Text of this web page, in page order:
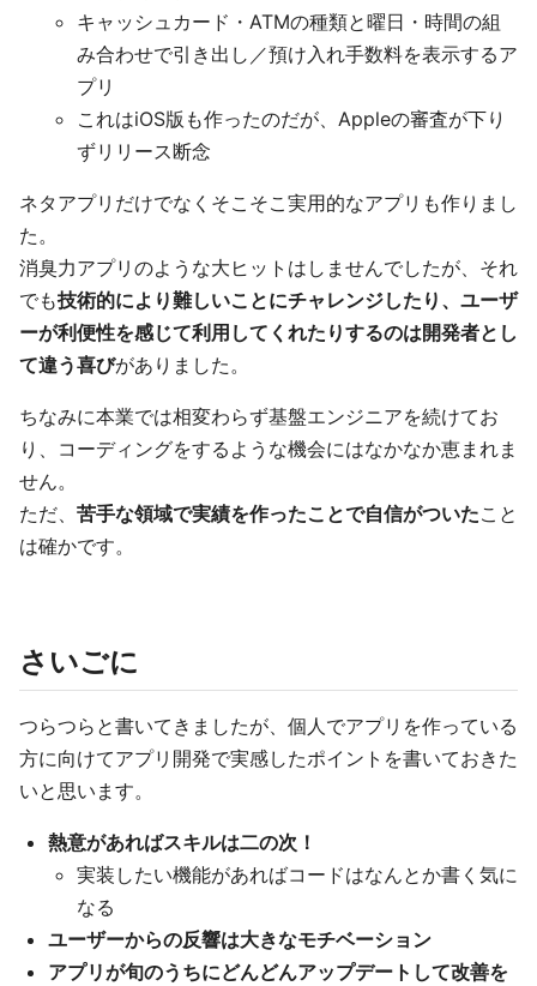
キャッシュカード・ATMの種類と曜日・時間の組
み合わせで引き出し／預け入れ手数料を表示するア
プリ
これはiOS版も作ったのだが、Appleの審査が下り
ずリリース断念
ネタアプリだけでなくそこそこ実用的なアプリも作りまし
た。
消臭力アプリのような大ヒットはしませんでしたが、それ
でも技術的により難しいことにチャレンジしたり、ユーザ
ーが利便性を感じて利用してくれたりするのは開発者とし
て違う喜びがありました。
ちなみに本業では相変わらず基盤エンジニアを続けてお
り、コーディングをするような機会にはなかなか恵まれま
せん。
ただ、 苦手な領域で実績を作ったことで自信がついたこと
は確かです。
さいごに
つらつらと書いてきましたが、個人でアプリを作っている
方に向けてアプリ開発で実感したポイントを書いておきた
いと思います。
熱意があればスキルは二の次！
実装したい機能があればコードはなんとか書く気に
なる
ユーザーからの反響は大きなモチベーション
アプリが旬のうちにどんどんアップデートして改善を